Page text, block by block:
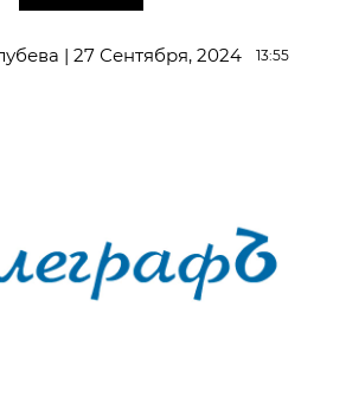
| 27 Сентября, 2024 13:55